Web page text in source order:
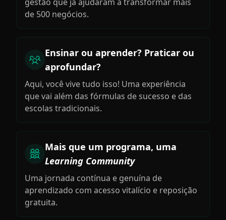
de 500 negócios.
Ensinar ou aprender? Praticar ou
aprofundar?
Aqui, você vive tudo isso! Uma experiência
que vai além das fórmulas de sucesso e das
escolas tradicionais.
Mais que um programa, uma
Learning Community
Uma jornada contínua e genuína de
aprendizado com acesso vitalício e reposição
gratuita.